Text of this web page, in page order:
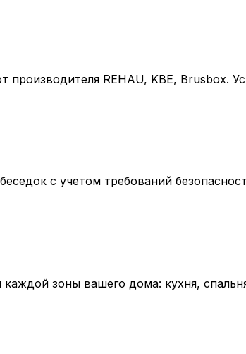
REHAU, KBE, Brusbox.
с учетом требований
зоны вашего дома: кухня,